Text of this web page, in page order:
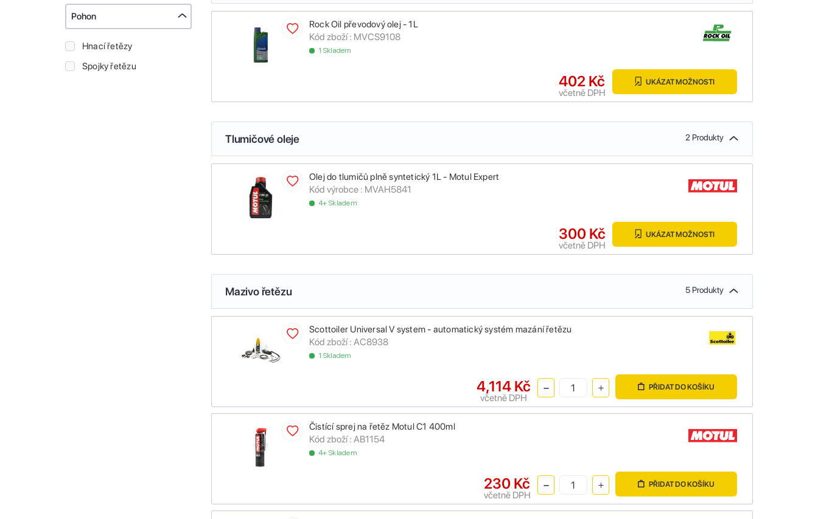
Pohon
Hnací řetězy
Spojky řetězu
Rock Oil převodový olej - 1L
Kód zboží : MVCS9108
1 Skladem
402 Kč
včetně DPH
UKÁZAT MOŽNOSTI
Tlumičové oleje 2 Produkty
Olej do tlumičů plně syntetický 1L - Motul Expert
Kód výrobce : MVAH5841
4+ Skladem
300 Kč
včetně DPH
UKÁZAT MOŽNOSTI
Mazivo řetězu 5 Produkty
Scottoiler Universal V system - automatický systém mazání řetězu
Kód zboží : AC8938
1 Skladem
4,114 Kč
včetně DPH
PŘIDAT DO KOŠÍKU
Čistící sprej na řetěz Motul C1 400ml
Kód zboží : AB1154
4+ Skladem
230 Kč
včetně DPH
PŘIDAT DO KOŠÍKU